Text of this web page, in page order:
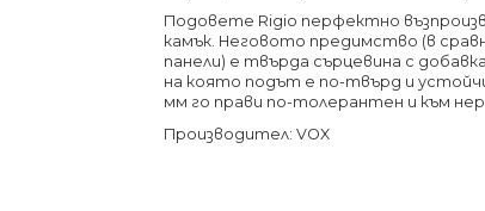
Подовете Rigio перфектно
камък. Неговото предимство (в
панели) е твърда сърцевина с
на която подът е по-твърд и
мм го прави по-толерантен и към
Производител: VOX